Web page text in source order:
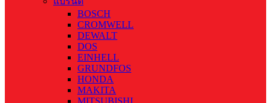
BOSCH
CROMWELL
DEWALT
DOS
EINHELL
GRUNDFOS
HONDA
MAKITA
MITSUBISHI